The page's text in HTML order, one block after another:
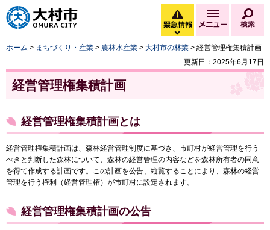
大村市
緊急情報
緊急情報を開く
メニュー
ホーム > まちづくり・産業 > 農林水産業 > 大村市の林業 > 経営管理権集積計画
更新日：2025年6月17日
経営管理権集積計画
経営管理権集積計画とは
経営管理権集積計画は、森林経営管理制度に基づき、市町村が経営管理を行う
べきと判断した森林について、森林の経営管理の内容などを森林所有者の同意
を得て作成する計画です。この計画を公告、縦覧することにより、森林の経営
管理を行う権利（経営管理権）が市町村に設定されます。
経営管理権集積計画の公告